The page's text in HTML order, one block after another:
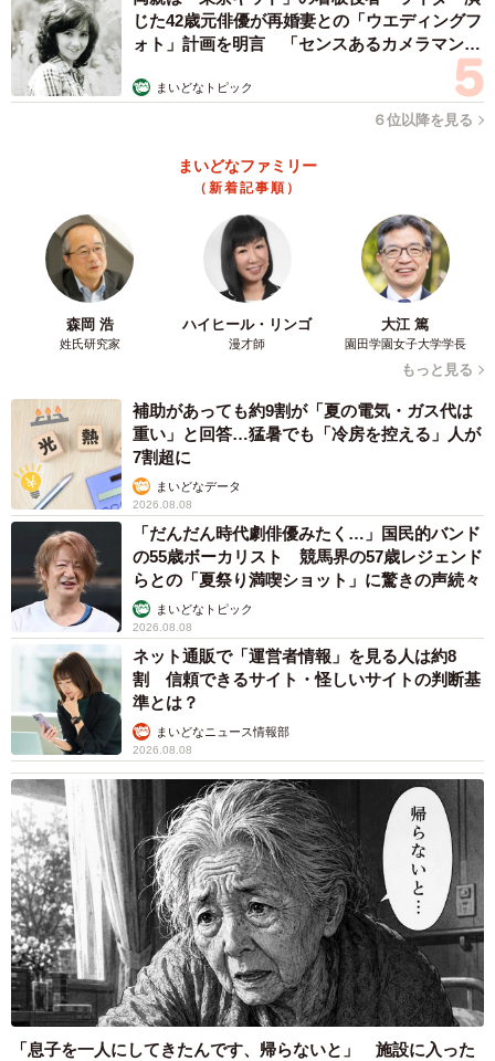
じた42歳元俳優が再婚妻との「ウエディングフ
ォト」計画を明言 「センスあるカメラマン求
まいどなトピック
６位以降を見る
まいどなファミリー
（新着記事順）
森岡 浩
姓氏研究家
ハイヒール・リンゴ
漫才師
大江 篤
園田学園女子大学学長
もっと見る
補助があっても約9割が「夏の電気・ガス代は
重い」と回答…猛暑でも「冷房を控える」人が
7割超に
まいどなデータ
2026.08.08
「だんだん時代劇俳優みたく…」国民的バンド
の55歳ボーカリスト 競馬界の57歳レジェンド
らとの「夏祭り満喫ショット」に驚きの声続々
まいどなトピック
2026.08.08
ネット通販で「運営者情報」を見る人は約8
割 信頼できるサイト・怪しいサイトの判断基
準とは？
まいどなニュース情報部
2026.08.08
「息子を一人にしてきたんです、帰らないと」 施設に入った